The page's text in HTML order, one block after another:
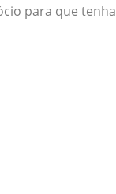
para que tenha